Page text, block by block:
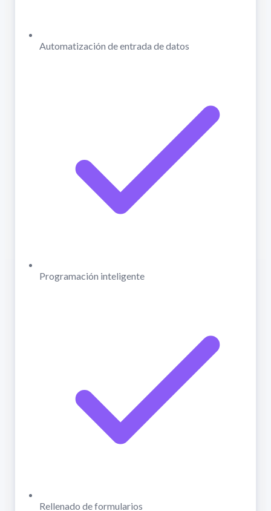
Automatización de entrada de datos
Programación inteligente
Rellenado de formularios